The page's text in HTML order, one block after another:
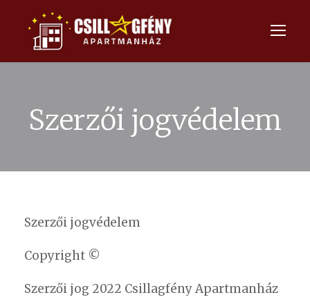
Szerzői jogvédelem
Szerzői jogvédelem
Copyright ©
Szerzői jog 2022 Csillagfény Apartmanház